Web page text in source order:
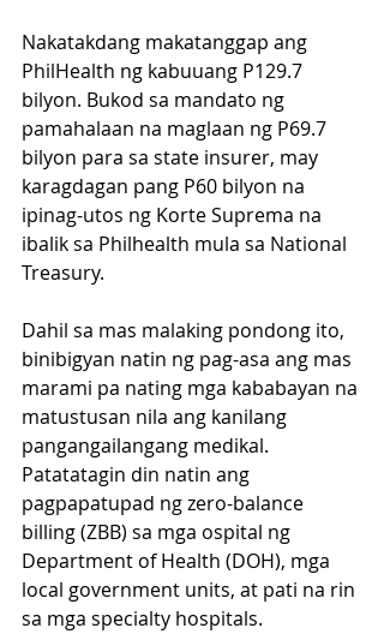
Nakatakdang makatanggap ang
PhilHealth ng kabuuang P129.7
bilyon. Bukod sa mandato ng
pamahalaan na maglaan ng P69.7
bilyon para sa state insurer, may
karagdagan pang P60 bilyon na
ipinag-utos ng Korte Suprema na
ibalik sa Philhealth mula sa National
Treasury.
Dahil sa mas malaking pondong ito,
binibigyan natin ng pag-asa ang mas
marami pa nating mga kababayan na
matustusan nila ang kanilang
pangangailangang medikal.
Patatatagin din natin ang
pagpapatupad ng zero-balance
billing (ZBB) sa mga ospital ng
Department of Health (DOH), mga
local government units, at pati na rin
sa mga specialty hospitals.